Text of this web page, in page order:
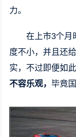
力。
在上市3个月
度不小，并且还
实，不过即便如此
不容乐观，毕竟